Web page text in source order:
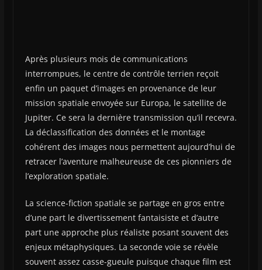
Après plusieurs mois de communications
interrompues, le centre de contrôle terrien reçoit
enfin un paquet d’images en provenance de leur
mission spatiale envoyée sur Europa, le satellite de
Jupiter. Ce sera la dernière transmission qu’il recevra.
La déclassification des données et le montage
cohérent des images nous permettent aujourd’hui de
retracer l’aventure malheureuse de ces pionniers de
l’exploration spatiale.
La science-fiction spatiale se partage en gros entre
d’une part le divertissement fantaisiste et d’autre
part une approche plus réaliste posant souvent des
enjeux métaphysiques. La seconde voie se révèle
souvent assez casse-gueule puisque chaque film est